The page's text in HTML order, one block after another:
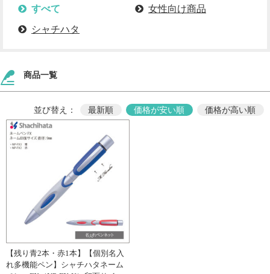
すべて
女性向け商品
シャチハタ
商品一覧
並び替え： 最新順 価格が安い順 価格が高い順
【残り青2本・赤1本】【個別名入
れ多機能ペン】シャチハタネーム